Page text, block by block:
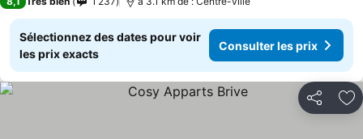
Sélectionnez des dates pour voir
les prix exacts
Consulter les prix
Partager